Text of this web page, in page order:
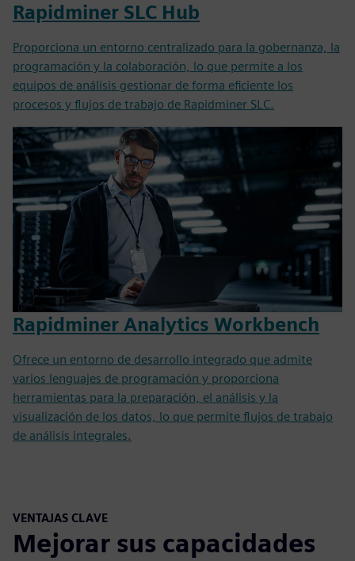
Rapidminer SLC Hub
Proporciona un entorno centralizado para la gobernanza, la
programación y la colaboración, lo que permite a los
equipos de análisis gestionar de forma eficiente los
procesos y flujos de trabajo de Rapidminer SLC.
Rapidminer Analytics Workbench
Ofrece un entorno de desarrollo integrado que admite
varios lenguajes de programación y proporciona
herramientas para la preparación, el análisis y la
visualización de los datos, lo que permite flujos de trabajo
de análisis integrales.
VENTAJAS CLAVE
Mejorar sus capacidades